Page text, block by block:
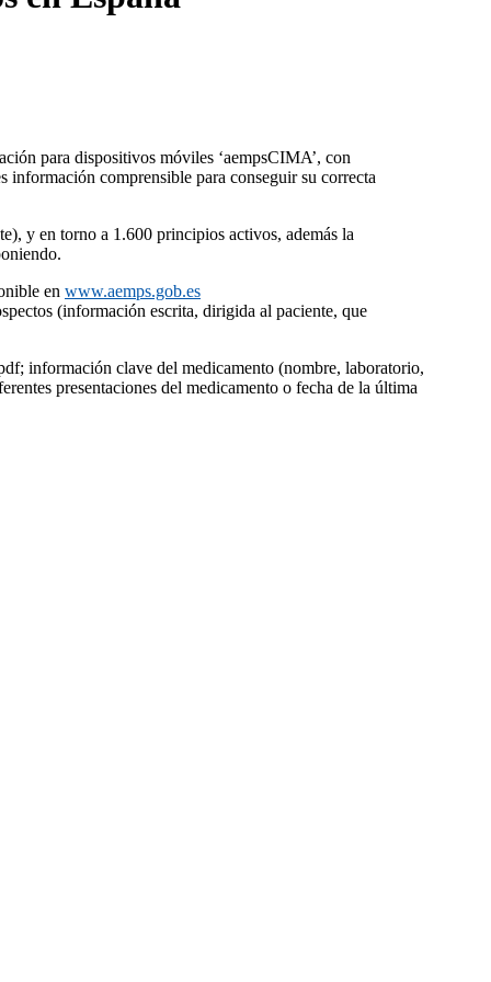
para dispositivos móviles ‘aempsCIMA’, con
comprensible para conseguir su correcta
y en torno a 1.600 principios activos, además la
en www.aemps.gob.es
(información escrita, dirigida al paciente, que
información clave del medicamento (nombre, laboratorio,
presentaciones del medicamento o fecha de la última